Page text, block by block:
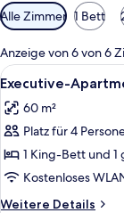
Verfügbare
Filter
für
Zimmer
Alle Zimmer 1 Bett
Anzeige von 6 von 6
Alle
Fotos
für
Executive-
Apartment,
Küche
anzeigen
7
Executive-
60 m²
Platz für 4
1 King-Bett und 1
Kostenloses
Weitere Details
Weitere